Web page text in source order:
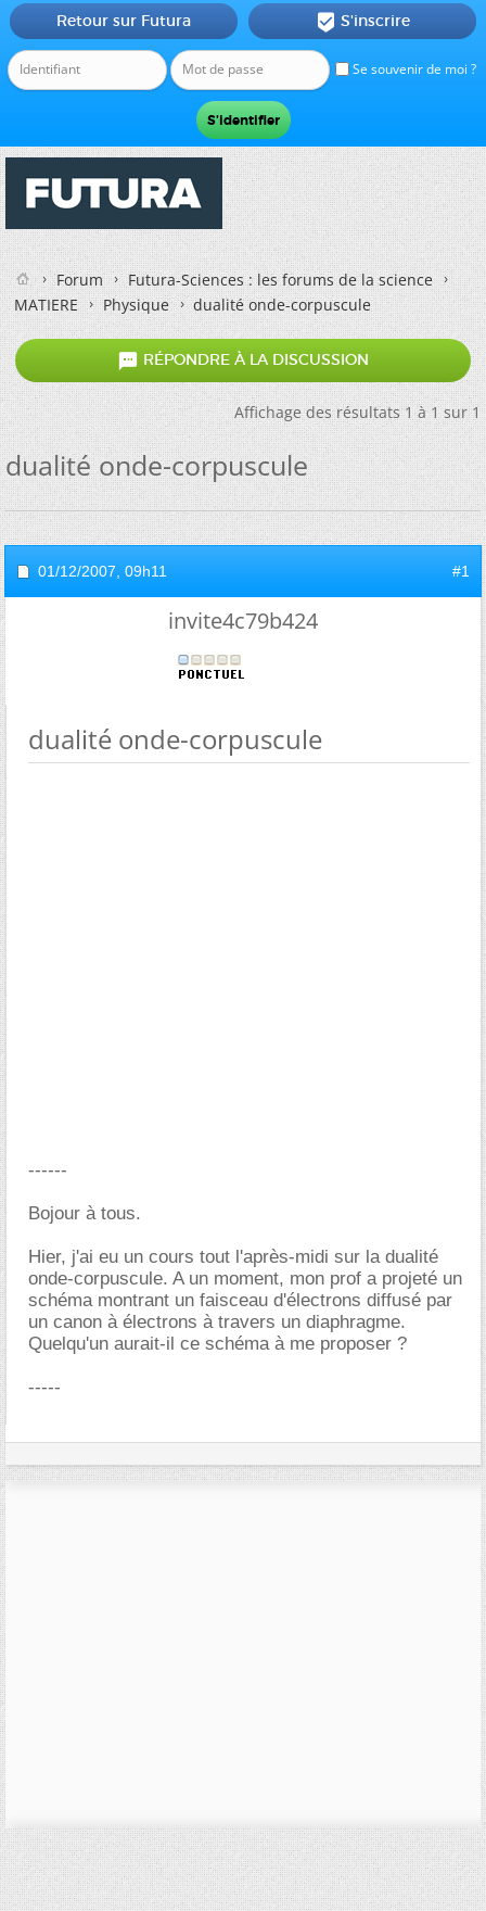
Se souvenir de moi ?
Retour sur Futura  S'inscrire
Forum
Futura-Sciences : les forums de la science
MATIERE
Physique dualité onde-corpuscule
 RÉPONDRE À LA DISCUSSION
Affichage des résultats 1 à 1 sur 1
dualité onde-corpuscule
01/12/2007, 09h11 #1
invite4c79b424
dualité onde-corpuscule
------
Bojour à tous.
Hier, j'ai eu un cours tout l'après-midi sur la dualité
onde-corpuscule. A un moment, mon prof a projeté un
schéma montrant un faisceau d'électrons diffusé par
un canon à électrons à travers un diaphragme.
Quelqu'un aurait-il ce schéma à me proposer ?
-----